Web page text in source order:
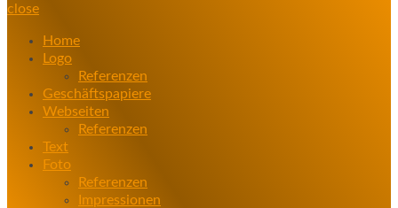
close
Home
Logo
Referenzen
Geschäftspapiere
Webseiten
Referenzen
Text
Foto
Referenzen
Impressionen